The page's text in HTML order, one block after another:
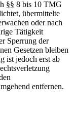
§§ 8 bis 10 TMG
übermittelte
oder nach
Tätigkeit
Sperrung der
Gesetzen bleiben
ist jedoch erst ab
entfernen.